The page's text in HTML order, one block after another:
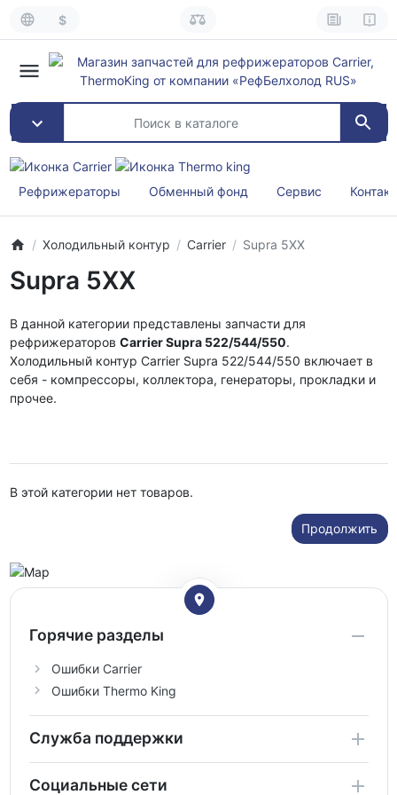
$
Рефрижераторы Обменный фонд Сервис
Холодильный контур Carrier Supra 5XX
Supra 5XX
В данной категории представлены запчасти для
рефрижераторов Carrier Supra 522/544/550.
Холодильный контур Carrier Supra 522/544/550 включает в
себя - компрессоры, коллектора, генераторы, прокладки и
прочее.
В этой категории нет товаров.
Продолжить
Горячие разделы
Ошибки Carrier
Ошибки Thermo King
Служба поддержки
Социальные сети